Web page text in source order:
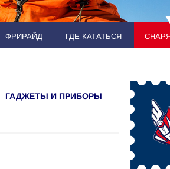
ФРИРАЙД ГДЕ КАТАТЬСЯ
ГАДЖЕТЫ И ПРИБОРЫ